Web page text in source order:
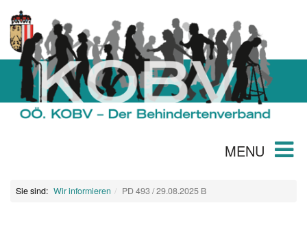
MENU
Sie sind: Wir informieren PD 493 / 29.08.2025 B